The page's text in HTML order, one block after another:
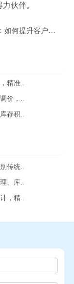
伙伴。
如何提升客户购物体
精准..
价，..
存积..
传统..
、库..
，精..